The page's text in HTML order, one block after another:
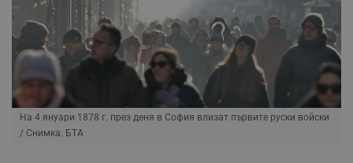
На 4 януари 1878 г. през деня в София влизат първите руски войски
/ Снимка: БТА